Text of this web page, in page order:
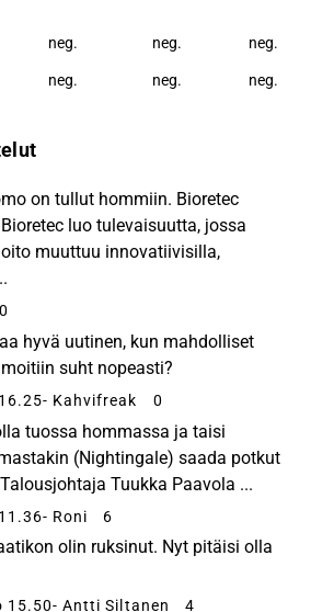
neg. neg. neg.
neg. neg. neg.
on tullut hommiin. Bioretec
luo tulevaisuutta, jossa
muuttuu innovatiivisilla,
0
hyvä uutinen, kun mahdolliset
suht nopeasti?
- Kahvifreak 0
tuossa hommassa ja taisi
(Nightingale) saada potkut
Tuukka Paavola ...
- Roni 6
olin ruksinut. Nyt pitäisi olla
15.50- Antti Siltanen 4